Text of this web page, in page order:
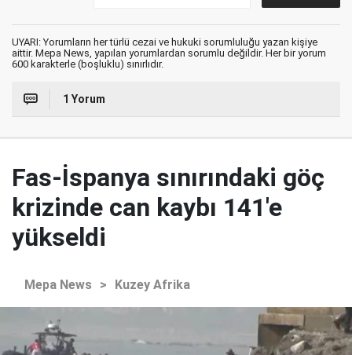
UYARI: Yorumların her türlü cezai ve hukuki sorumluluğu yazan kişiye
aittir. Mepa News, yapılan yorumlardan sorumlu değildir. Her bir yorum
600 karakterle (boşluklu) sınırlıdır.
1 Yorum
Fas-İspanya sınırındaki göç
krizinde can kaybı 141'e
yükseldi
Mepa News > Kuzey Afrika